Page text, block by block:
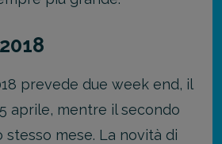
prevede due week end, il
aprile, mentre il secondo
stesso mese. La novità di